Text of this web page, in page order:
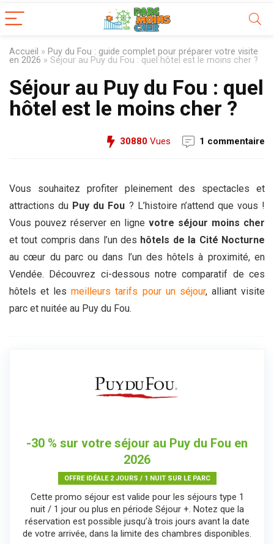
Accueil » Puy du Fou : guide complet pour préparer votre visite
en 2026 » Séjour au Puy du Fou : quel hôtel est le moins cher ?
Séjour au Puy du Fou : quel
hôtel est le moins cher ?
30880 Vues 1 commentaire
Vous souhaitez profiter pleinement des spectacles et
attractions du Puy du Fou ? L’histoire n’attend que vous !
Vous pouvez réserver en ligne votre séjour moins cher
et tout compris dans l’un des hôtels de la Cité Nocturne
au cœur du parc ou dans l’un des hôtels à proximité, en
Vendée. Découvrez ci-dessous notre comparatif de ces
hôtels et lesmeilleurs tarifs pour un séjour, alliant visite
parc et nuitée au Puy du Fou.
-30 % sur votre séjour au Puy du Fou en
2026
OFFRE IDÉALE 2 JOURS / 1 NUIT SUR LE PARC
Cette promo séjour est valide pour les séjours type 1
nuit / 1 jour ou plus en période Séjour +. Notez que la
réservation est possible jusqu’à trois jours avant la date
de votre arrivée, dans la limite des chambres disponibles.